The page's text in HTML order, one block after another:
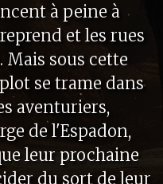
à peine à
et les rues
sous cette
se trame dans
aventuriers,
de l'Espadon,
leur prochaine
du sort de leur